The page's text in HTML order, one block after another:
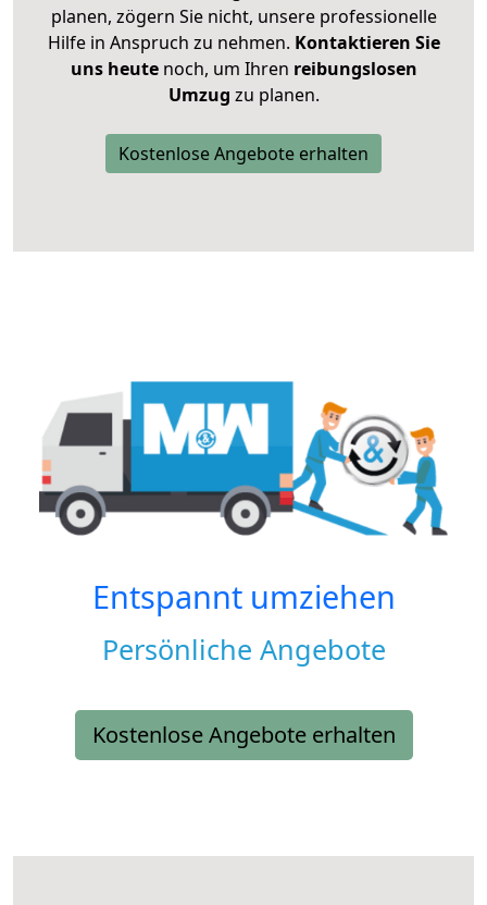
planen, zögern Sie nicht, unsere professionelle
Hilfe in Anspruch zu nehmen. Kontaktieren Sie
uns heutenoch, um Ihren reibungslosen
Umzug zu planen.
Kostenlose Angebote erhalten
Entspannt umziehen
Persönliche Angebote
Kostenlose Angebote erhalten